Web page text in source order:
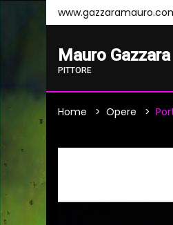
Mauro Gazzara
PITTORE
Home Opere